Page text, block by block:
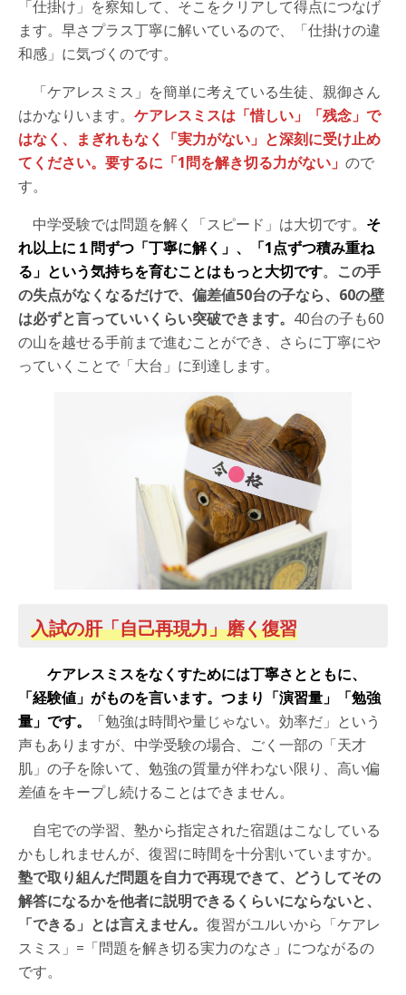
「仕掛け」を察知して、そこをクリアして得点につなげ
ます。早さプラス丁寧に解いているので、「仕掛けの違
和感」に気づくのです。
「ケアレスミス」を簡単に考えている生徒、親御さん
はかなりいます。 ケアレスミスは「惜しい」「残念」で
はなく、まぎれもなく「実力がない」と深刻に受け止め
てください。要するに「1問を解き切る力がない」 ので
す。
中学受験では問題を解く「スピード」は大切です。 そ
れ以上に１問ずつ「丁寧に解く」、「1点ずつ積み重ね
る」という気持ちを育むことはもっと大切です。 この手
の失点がなくなるだけで、偏差値50台の子なら、60の壁
は必ずと言っていいくらい突破できます。 40台の子も60
の山を越せる手前まで進むことができ、さらに丁寧にや
っていくことで「大台」に到達します。
入試の肝「自己再現力」磨く復習
ケアレスミスをなくすためには丁寧さとともに、
「経験値」がものを言います。つまり「演習量」「勉強
量」です。
「勉強は時間や量じゃない。効率だ」という
声もありますが、中学受験の場合、ごく一部の「天才
肌」の子を除いて、勉強の質量が伴わない限り、高い偏
差値をキープし続けることはできません。
自宅での学習、塾から指定された宿題はこなしている
かもしれませんが、復習に時間を十分割いていますか。
塾で取り組んだ問題を自力で再現できて、どうしてその
解答になるかを他者に説明できるくらいにならないと、
「できる」とは言えません。 復習がユルいから「ケアレ
スミス」=「問題を解き切る実力のなさ」につながるの
です。